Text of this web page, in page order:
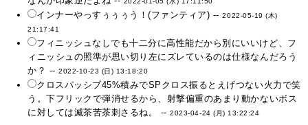
インナーやっすぅぅぅう！(ファンティア) --2022-05-19 (木)
21:17:41
フィニッシュなしでも十二分に高性能だから別にいいけど、フ
ィニッシュの照準が思い切り左にズレているのは仕様なんだろう
か？ --2022-10-23 (日) 13:18:20
クロスパッシブ45%積みでSPクロス振るとえげつない火力で笑
う。下フリックで弾消せるから、射撃偏重のあまり動かないボス
に対しては滅茶苦茶刺さるね。 --2023-04-24 (月) 13:22:24